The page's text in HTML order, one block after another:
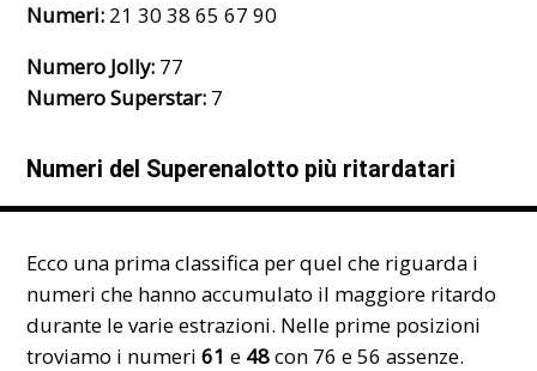
Numeri: 21 30 38 65 67 90
Numero Jolly: 77
Numero Superstar: 7
Numeri del Superenalotto più ritardatari
Ecco una primaclassifica per quel che riguarda i
numeri che hanno accumulato il maggiore ritardo
durante le varie estrazioni. Nelle prime posizioni
troviamo i numeri61 e 48con 76 e 56 assenze.